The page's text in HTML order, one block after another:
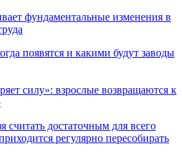
фундаментальные изменения в
силу»: взрослые возвращаются к
считать достаточным для всего
регулярно пересобирать